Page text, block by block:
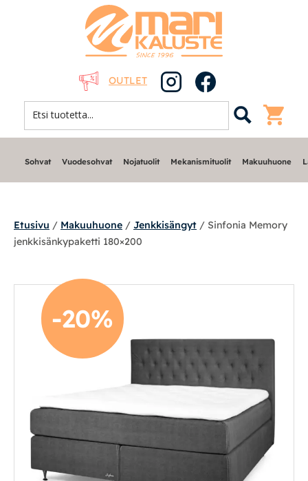
OUTLET
Nojatuolit
Mekanismituolit
Jenkkisängyt
Runkosängyt
Sohvat Vuodesohvat Nojatuolit Mekanismituolit Makuuhuone
Etusivu / Makuuhuone / Jenkkisängyt / Sinfonia Memory
jenkkisänkypaketti 180×200
-20%